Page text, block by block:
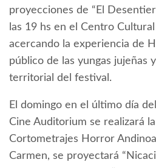
proyecciones de “El
las 19 hs en el Centro
acercando la experiencia de
público de las yungas jujeñas
territorial del festival.
El domingo en el último día
Cine Auditorium se realizará
Cortometrajes Horror Andinoa
Carmen, se proyectará